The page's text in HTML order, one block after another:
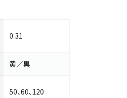
0.31
黄／黒
50、60、120